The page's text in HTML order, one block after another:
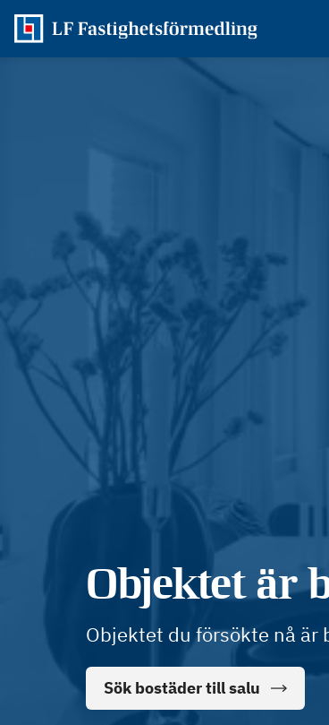
Objektet är
Objektet du försökte nå är
Sök bostäder till salu